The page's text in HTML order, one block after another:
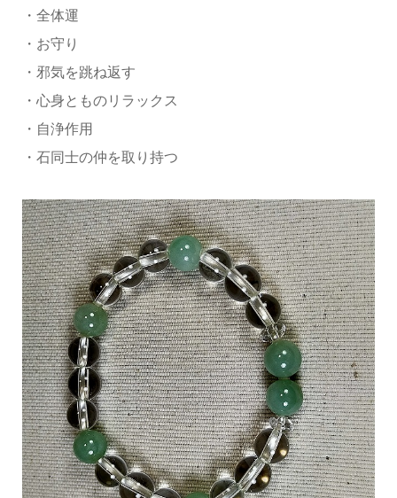
・全体運
・お守り
・邪気を跳ね返す
・心身とものリラックス
・自浄作用
・石同士の仲を取り持つ